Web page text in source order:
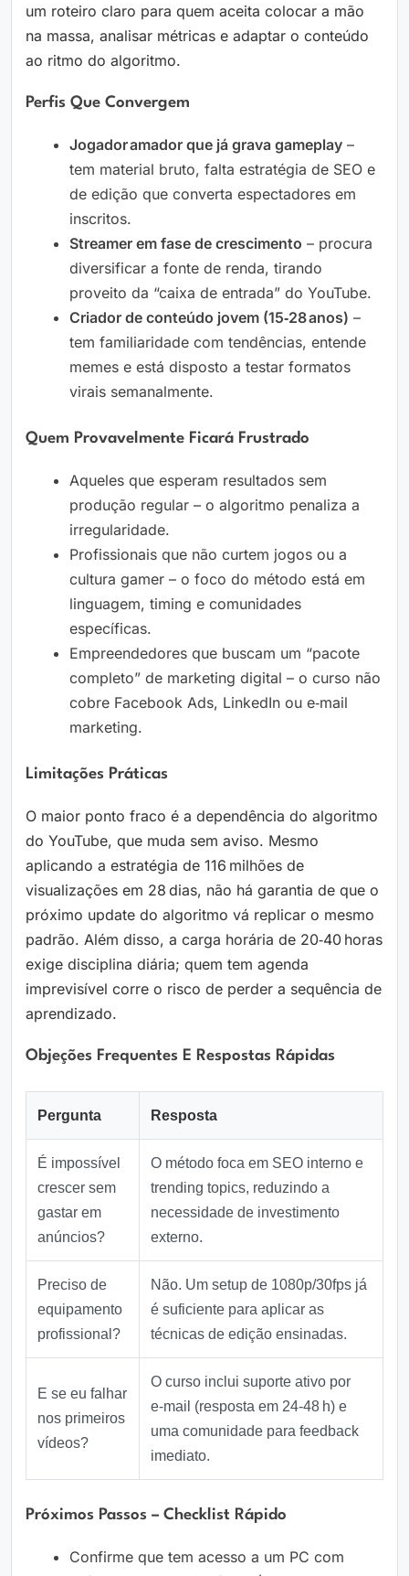
um roteiro claro para quem aceita colocar a mão
na massa, analisar métricas e adaptar o conteúdo
ao ritmo do algoritmo.
Perfis Que Convergem
Jogador amador que já grava gameplay –
tem material bruto, falta estratégia de SEO e
de edição que converta espectadores em
inscritos.
Streamer em fase de crescimento – procura
diversificar a fonte de renda, tirando
proveito da “caixa de entrada” do YouTube.
Criador de conteúdo jovem (15‑28 anos) –
tem familiaridade com tendências, entende
memes e está disposto a testar formatos
virais semanalmente.
Quem Provavelmente Ficará Frustrado
Aqueles que esperam resultados sem
produção regular – o algoritmo penaliza a
irregularidade.
Profissionais que não curtem jogos ou a
cultura gamer – o foco do método está em
linguagem, timing e comunidades
específicas.
Empreendedores que buscam um “pacote
completo” de marketing digital – o curso não
cobre Facebook Ads, LinkedIn ou e‑mail
marketing.
Limitações Práticas
O maior ponto fraco é a dependência do algoritmo
do YouTube, que muda sem aviso. Mesmo
aplicando a estratégia de 116 milhões de
visualizações em 28 dias, não há garantia de que o
próximo update do algoritmo vá replicar o mesmo
padrão. Além disso, a carga horária de 20‑40 horas
exige disciplina diária; quem tem agenda
imprevisível corre o risco de perder a sequência de
aprendizado.
Objeções Frequentes E Respostas Rápidas
Pergunta Resposta
É impossível
crescer sem
gastar em
anúncios?
O método foca em SEO interno e
trending topics, reduzindo a
necessidade de investimento
externo.
Preciso de
equipamento
profissional?
Não. Um setup de 1080p/30fps já
é suficiente para aplicar as
técnicas de edição ensinadas.
E se eu falhar
nos primeiros
vídeos?
O curso inclui suporte ativo por
e‑mail (resposta em 24‑48 h) e
uma comunidade para feedback
imediato.
Próximos Passos – Checklist Rápido
Confirme que tem acesso a um PC com